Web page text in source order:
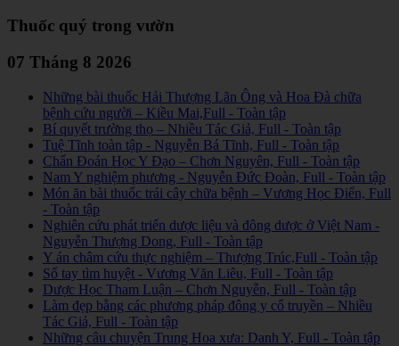
Thuốc quý trong vườn
07 Tháng 8 2026
Những bài thuốc Hải Thượng Lãn Ông và Hoa Đà chữa
bệnh cứu người – Kiều Mai,Full - Toàn tập
Bí quyết trường thọ – Nhiều Tác Giả, Full - Toàn tập
Tuệ Tĩnh toàn tập - Nguyễn Bá Tĩnh, Full - Toàn tập
Chẩn Đoán Học Y Đạo – Chơn Nguyên, Full - Toàn tập
Nam Y nghiệm phương - Nguyễn Đức Đoàn, Full - Toàn tập
Món ăn bài thuốc trái cây chữa bệnh – Vương Học Điển, Full
- Toàn tập
Nghiên cứu phát triển dược liệu và đông dược ở Việt Nam -
Nguyễn Thượng Dong, Full - Toàn tập
Y án châm cứu thực nghiệm – Thượng Trúc,Full - Toàn tập
Sổ tay tìm huyệt - Vương Văn Liêu, Full - Toàn tập
Dược Học Tham Luận – Chơn Nguyễn, Full - Toàn tập
Làm đẹp bằng các phương pháp đông y cổ truyền – Nhiều
Tác Giả, Full - Toàn tập
Những câu chuyện Trung Hoa xưa: Danh Y, Full - Toàn tập